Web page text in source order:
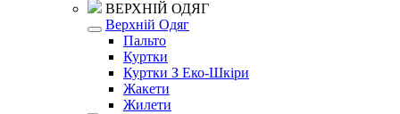
ВЕРХНІЙ ОДЯГ
Верхній Одяг
Пальто
Куртки
Куртки З Еко-Шкіри
Жакети
Жилети